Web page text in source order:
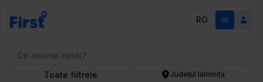
RO
Toate filtrele Județul Ialomița